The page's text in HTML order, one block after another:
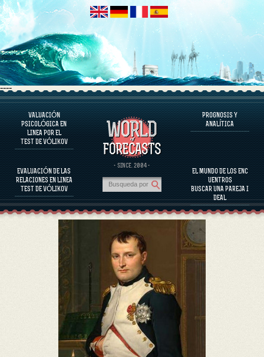
----
VALUACIÓN
PSICOLÓGICA EN
LINEA POR EL
TEST DE VÓLIKOV
EVALUACIÓN DE LAS
RELACIONES EN LINEA
TEST DE VÓLIKOV
· SINCE. 2004 ·
PROGNOSIS Y
ANALÍTICA
EL MUNDO DE LOS ENC
UENTROS
BUSCAR UNA PAREJA I
DEAL
EL PROGRAMA
EVALUAR EL CARÁCTER
EVALUACIÓN DEL CARÁCTER DE PERSONAJES FAMOSOS
EL PROGRAMA
EVALUAR LA COMPATIBILIDAD DE LA PAREJA
PROGNOSIS Y ANALÍTICA